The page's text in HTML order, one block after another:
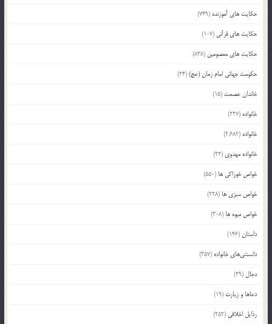
حکایت های آموزنده (749)
حکایت های قرآنی (107)
حکایت های معصومین (838)
حکومت جهانی امام زمان (عج)(24)
خاندان عصمت (15)
خانواده (227)
خانواده (2,682)
خانواده مهدوی (22)
خواص خوراکی ها (550)
خواص سبزی ها (228)
خواص میوه ها (308)
داستان(146)
دانستنی‌های خانواده (357)
دجال (29)
دعاها و زیارت (19)
رذایل اخلاقی (252)